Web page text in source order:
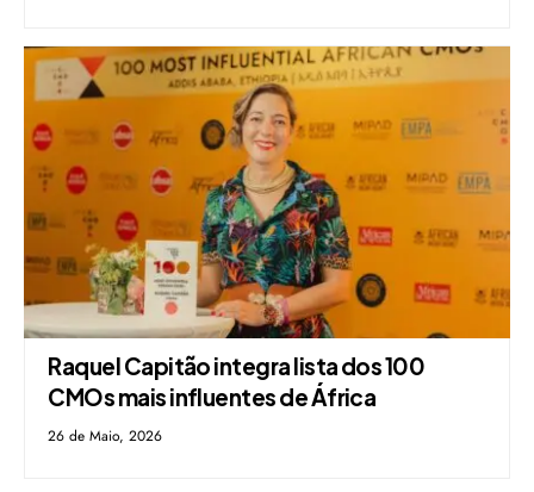
Raquel Capitão integra lista dos 100
CMOs mais influentes de África
26 de Maio, 2026